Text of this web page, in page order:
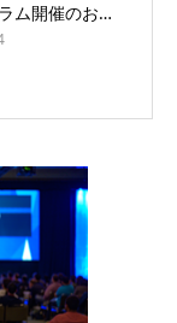
ム開催のお…